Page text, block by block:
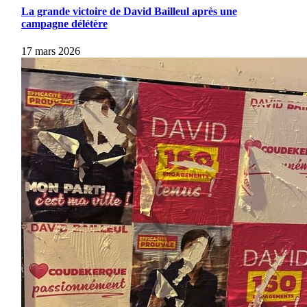
La grande victoire de David Bailleul après une
campagne délétère
17 mars 2026
haut